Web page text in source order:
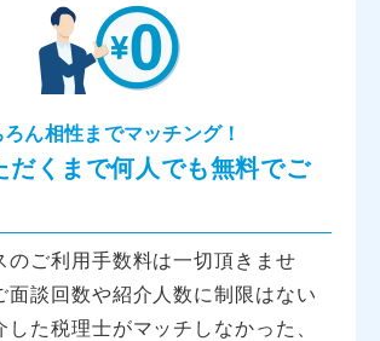
ん相性までマッチング！
だくまで何人でも無料でご
のご利用手数料は一切頂きませ
面談回数や紹介人数に制限はない
した税理士がマッチしなかった、